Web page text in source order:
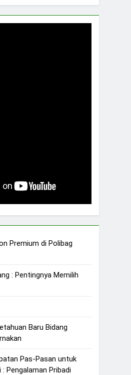
Premium di Polibag
: Pentingnya Memilih
Baru Bidang
Pas-Pasan untuk
Pengalaman Pribadi